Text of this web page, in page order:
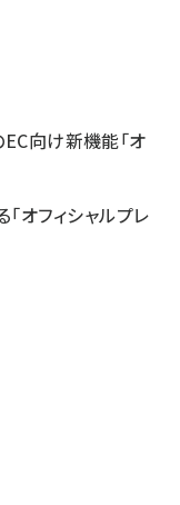
向け新機能「オ
オフィシャルプレ